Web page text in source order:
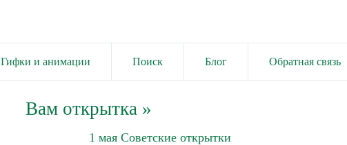
Гифки и анимации Поиск Блог Обратная связь
Вам открытка»
1 мая Советские открытки